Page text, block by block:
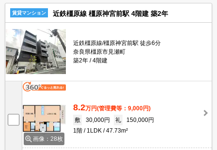
賃貸マンション 近鉄橿原線 橿原神宮前駅 4階建 築2年
近鉄橿原線/橿原神宮前駅 徒歩6分
奈良県橿原市見瀬町
築2年
4階建
画像：28枚
8.2万円(管理費等：9,000円)
敷
30,000円 礼
150,000円
1階
1LDK 47.73m²